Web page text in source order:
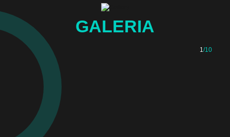
GALERIA
1 /10